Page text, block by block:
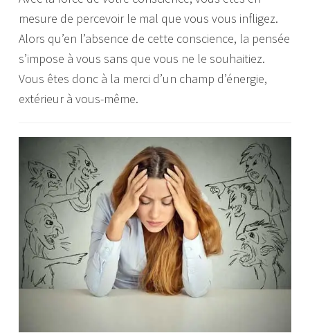
mesure de percevoir le mal que vous vous infligez.
Alors qu’en l’absence de cette conscience, la pensée
s’impose à vous sans que vous ne le souhaitiez.
Vous êtes donc à la merci d’un champ d’énergie,
extérieur à vous-même.